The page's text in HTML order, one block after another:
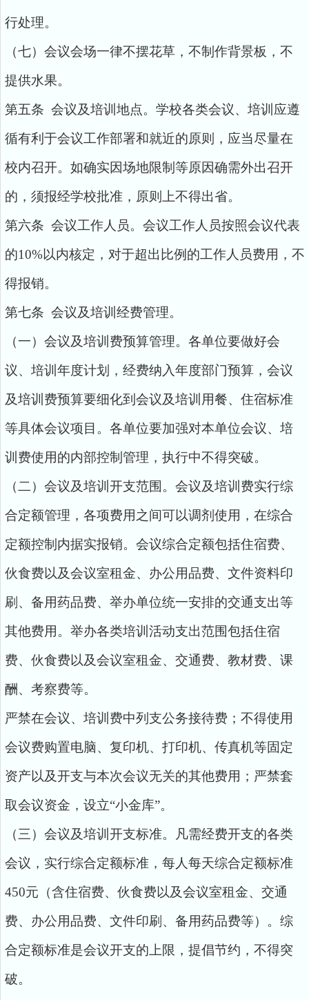
行处理。
（七）会议会场一律不摆花草，不制作背景板，不
提供水果。
第五条 会议及培训地点。学校各类会议、培训应遵
循有利于会议工作部署和就近的原则，应当尽量在
校内召开。如确实因场地限制等原因确需外出召开
的，须报经学校批准，原则上不得出省。
第六条 会议工作人员。会议工作人员按照会议代表
的10%以内核定，对于超出比例的工作人员费用，不
得报销。
第七条 会议及培训经费管理。
（一）会议及培训费预算管理。各单位要做好会
议、培训年度计划，经费纳入年度部门预算，会议
及培训费预算要细化到会议及培训用餐、住宿标准
等具体会议项目。各单位要加强对本单位会议、培
训费使用的内部控制管理，执行中不得突破。
（二）会议及培训开支范围。会议及培训费实行综
合定额管理，各项费用之间可以调剂使用，在综合
定额控制内据实报销。会议综合定额包括住宿费、
伙食费以及会议室租金、办公用品费、文件资料印
刷、备用药品费、举办单位统一安排的交通支出等
其他费用。举办各类培训活动支出范围包括住宿
费、伙食费以及会议室租金、交通费、教材费、课
酬、考察费等。
严禁在会议、培训费中列支公务接待费；不得使用
会议费购置电脑、复印机、打印机、传真机等固定
资产以及开支与本次会议无关的其他费用；严禁套
取会议资金，设立“小金库”。
（三）会议及培训开支标准。凡需经费开支的各类
会议，实行综合定额标准，每人每天综合定额标准
450元（含住宿费、伙食费以及会议室租金、交通
费、办公用品费、文件印刷、备用药品费等）。综
合定额标准是会议开支的上限，提倡节约，不得突
破。